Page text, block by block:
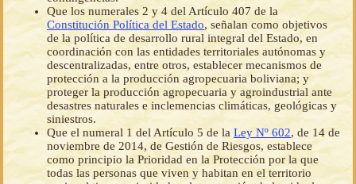
Que los numerales 2 y 4 del Artículo 407 de la
Constitución Política del Estado, señalan como objetivos
de la política de desarrollo rural integral del Estado, en
coordinación con las entidades territoriales autónomas y
descentralizadas, entre otros, establecer mecanismos de
protección a la producción agropecuaria boliviana; y
proteger la producción agropecuaria y agroindustrial ante
desastres naturales e inclemencias climáticas, geológicas y
siniestros.
Que el numeral 1 del Artículo 5 de la Ley Nº 602, de 14 de
noviembre de 2014, de Gestión de Riesgos, establece
como principio la Prioridad en la Protección por la que
todas las personas que viven y habitan en el territorio